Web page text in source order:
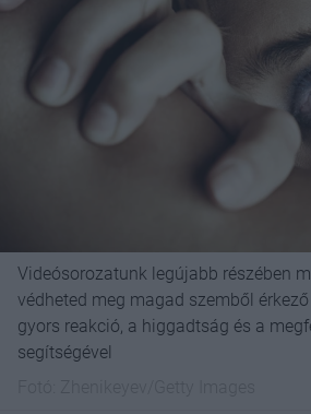
Videósorozatunk legújabb részében
védheted meg magad szemből
gyors reakció, a higgadtság és a
segítségével